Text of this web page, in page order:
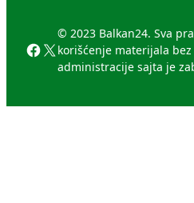
Facebook
X
© 2023 Balkan24. Sva
korišćenje materijala
administracije sajta je